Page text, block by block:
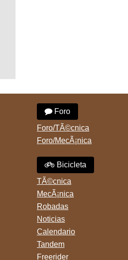
Foro
Foro/TÃ©cnica
Foro/MecÃ¡nica
Bicicleta
TÃ©cnica
MecÃ¡nica
Robadas
Noticias
Calendario
Tandem
Freerider